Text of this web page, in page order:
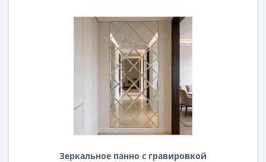
Зеркальное панно с гравировкой